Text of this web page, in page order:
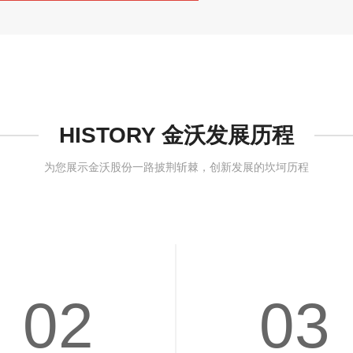
HISTORY 金沃发展历程
为您展示金沃股份一路披荆斩棘，创新发展的坎坷历程
02 03